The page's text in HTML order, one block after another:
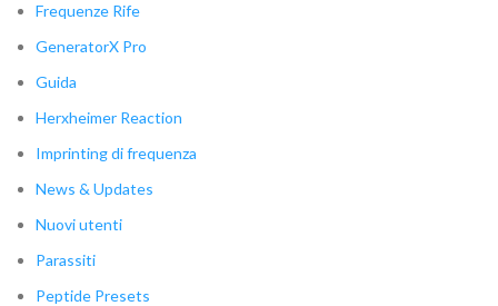
Frequenze Rife
GeneratorX Pro
Guida
Herxheimer Reaction
Imprinting di frequenza
News & Updates
Nuovi utenti
Parassiti
Peptide Presets